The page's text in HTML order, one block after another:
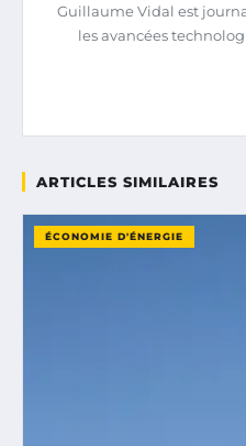
Guillaume Vidal est
les avancées
ARTICLES SIMILAIRES
ÉCONOMIE D'ÉNERGIE